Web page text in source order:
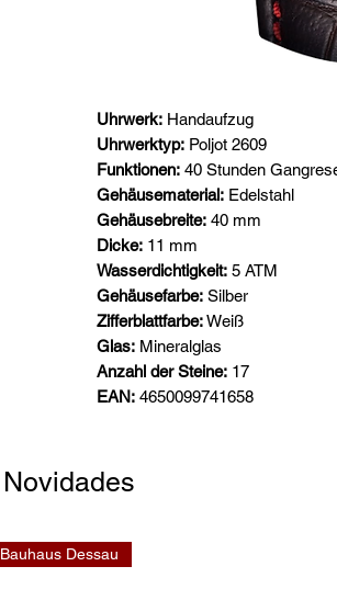
Uhrwerk: Handaufzug
Uhrwerktyp: Poljot 2609
Funktionen: 40 Stunden
Gehäusematerial: Edelstahl
Gehäusebreite: 40 mm
Dicke: 11 mm
Wasserdichtigkeit: 5 ATM
Gehäusefarbe: Silber
Zifferblattfarbe:Weiß
Glas: Mineralglas
Anzahl der Steine: 17
EAN: 4650099741658
Novidades
Bauhaus Dessau